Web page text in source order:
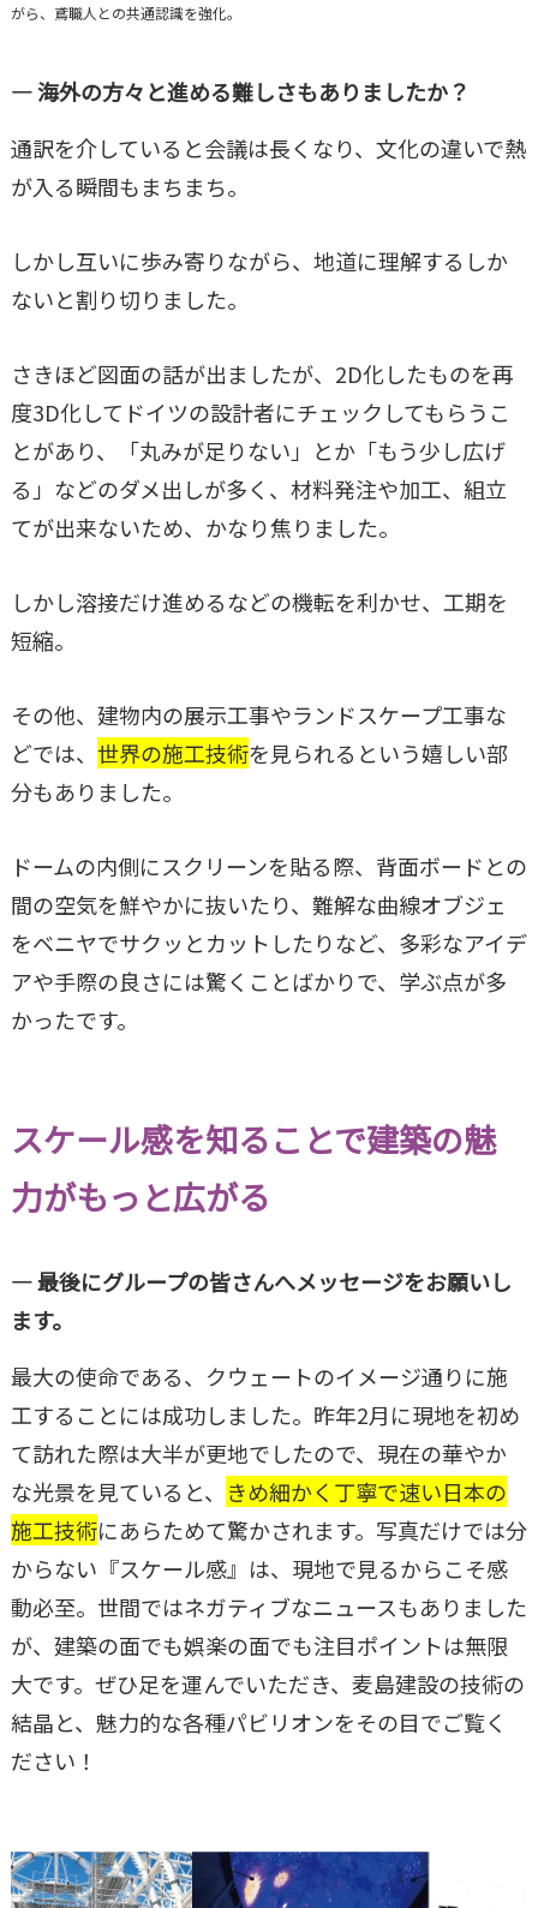
がら、鳶職人との共通認識を強化。
― 海外の方々と進める難しさもありましたか？
通訳を介していると会議は長くなり、文化の違いで熱
が入る瞬間もまちまち。
しかし互いに歩み寄りながら、地道に理解するしか
ないと割り切りました。
さきほど図面の話が出ましたが、2D化したものを再
度3D化してドイツの設計者にチェックしてもらうこ
とがあり、「丸みが足りない」とか「もう少し広げ
る」などのダメ出しが多く、材料発注や加工、組立
てが出来ないため、かなり焦りました。
しかし溶接だけ進めるなどの機転を利かせ、工期を
短縮。
その他、建物内の展示工事やランドスケープ工事な
どでは、 世界の施工技術を見られるという嬉しい部
分もありました。
ドームの内側にスクリーンを貼る際、背面ボードとの
間の空気を鮮やかに抜いたり、難解な曲線オブジェ
をベニヤでサクッとカットしたりなど、多彩なアイデ
アや手際の良さには驚くことばかりで、学ぶ点が多
かったです。
スケール感を知ることで建築の魅
力がもっと広がる
― 最後にグループの皆さんへメッセージをお願いし
ます。
最大の使命である、クウェートのイメージ通りに施
工することには成功しました。昨年2月に現地を初め
て訪れた際は大半が更地でしたので、現在の華やか
な光景を見ていると、
きめ細かく丁寧で速い日本の
施工技術にあらためて驚かされます。写真だけでは分
からない『スケール感』は、現地で見るからこそ感
動必至。世間ではネガティブなニュースもありました
が、建築の面でも娯楽の面でも注目ポイントは無限
大です。ぜひ足を運んでいただき、麦島建設の技術の
結晶と、魅力的な各種パビリオンをその目でご覧く
ださい！